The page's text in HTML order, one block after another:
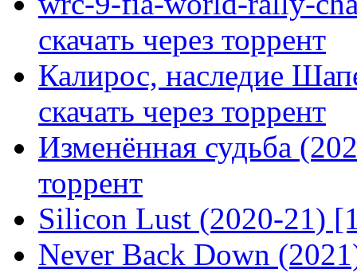
скачать через торрент
Калирос, наследие
скачать через торрент
Изменённая судьба
торрент
Silicon Lust (2020-21)
Never Back Down